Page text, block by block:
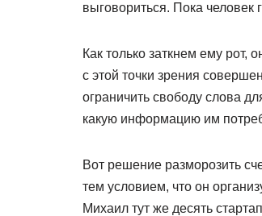
выговориться. Пока человек
Как только заткнем ему рот,
с этой точки зрения
ограничить свободу слова
какую информацию им
Вот решение разморозить
тем условием, что он
Михаил тут же десять